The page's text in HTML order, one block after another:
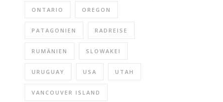
ONTARIO OREGON
PATAGONIEN RADREISE
RUMÄNIEN SLOWAKEI
URUGUAY USA UTAH
VANCOUVER ISLAND